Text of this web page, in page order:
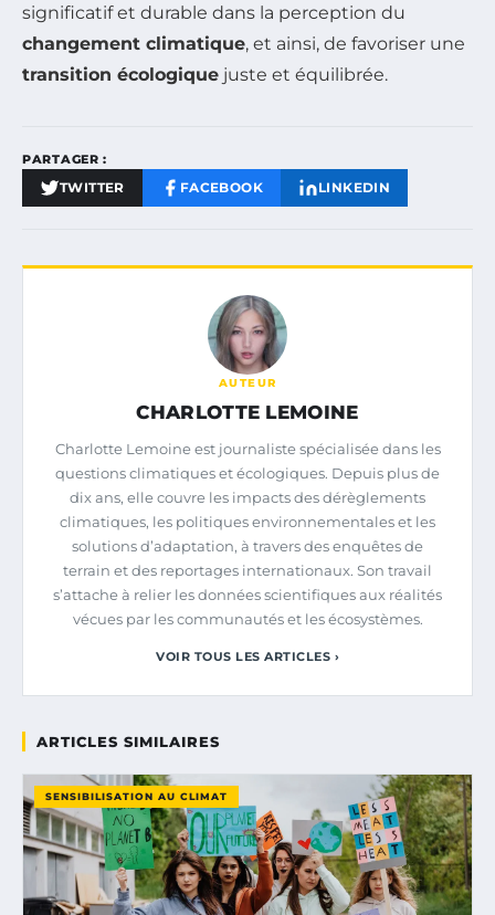
significatif et durable dans la perception du
changement climatique, et ainsi, de favoriser une
transition écologique juste et équilibrée.
PARTAGER :
TWITTER FACEBOOK LINKEDIN
AUTEUR
CHARLOTTE LEMOINE
Charlotte Lemoine est journaliste spécialisée dans les
questions climatiques et écologiques. Depuis plus de
dix ans, elle couvre les impacts des dérèglements
climatiques, les politiques environnementales et les
solutions d’adaptation, à travers des enquêtes de
terrain et des reportages internationaux. Son travail
s’attache à relier les données scientifiques aux réalités
vécues par les communautés et les écosystèmes.
VOIR TOUS LES ARTICLES ›
ARTICLES SIMILAIRES
SENSIBILISATION AU CLIMAT